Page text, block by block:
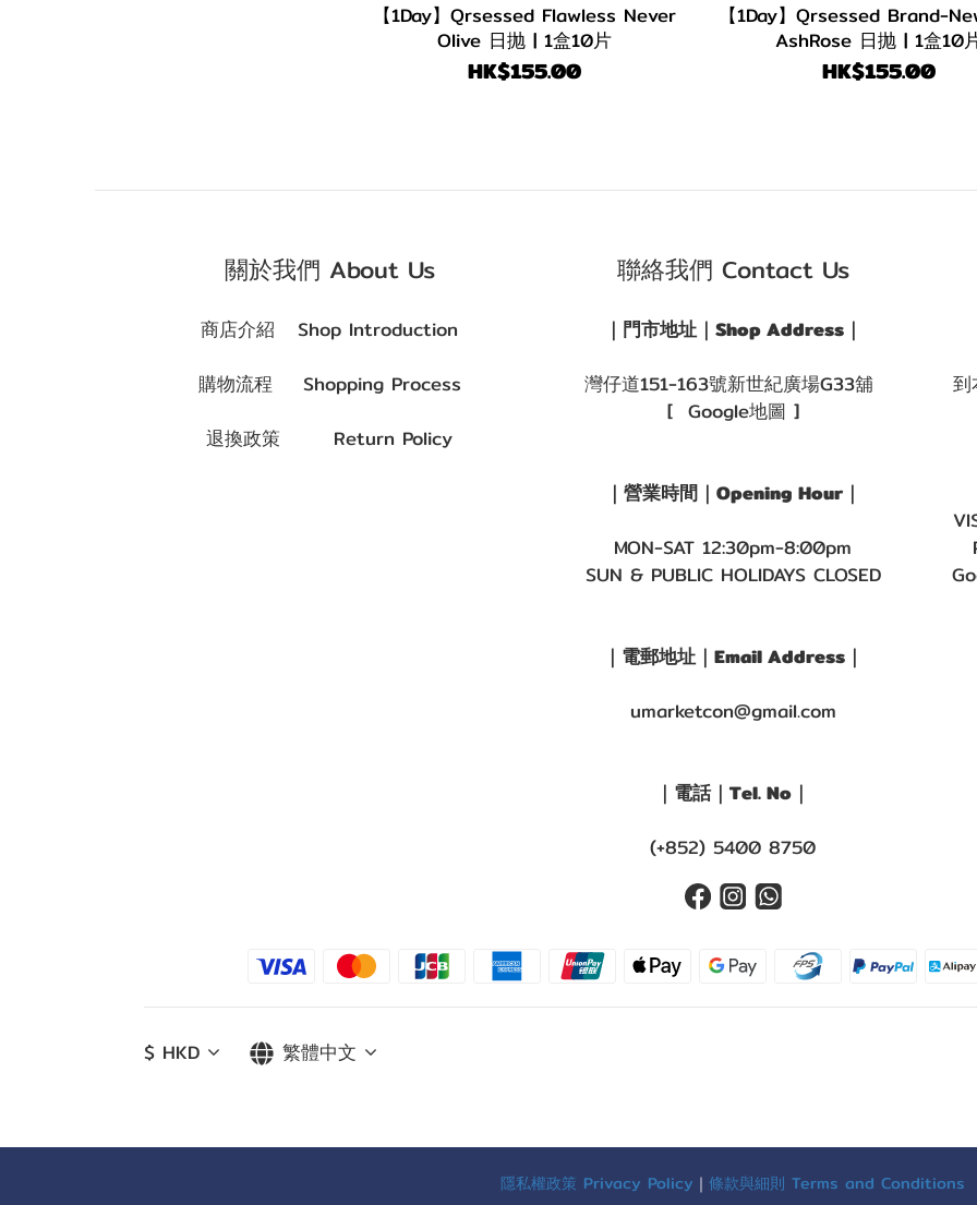
【1Day】Qrsessed Flawless Never
Olive 日抛 | 1盒10片
HK$155.00
【1Day】Qrsessed Brand-New Nude
AshRose 日抛 | 1盒10
HK$155.00
關於我們 About Us
商店介紹 Shop Introduction
購物流程 Shopping Process
退換政策 Return Policy
聯絡我們 Contact Us
｜門市地址｜Shop Address｜
灣仔道151-163號新世紀廣場G33舖
[ Google地圖 ]
｜營業時間｜Opening Hour｜
MON-SAT 12:30pm-8:00pm
SUN & PUBLIC HOLIDAYS CLOSED
｜電郵地址｜Email Address｜
umarketcon@gmail.com
｜電話｜Tel. No｜
(+852) 5400 8750
$ HKD 繁體中文
隱私權政策 Privacy Policy ｜ 條款與細則 Terms and Conditions